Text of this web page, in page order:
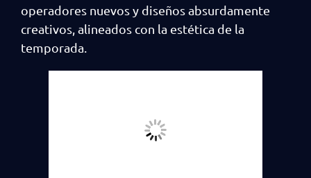
operadores nuevos y diseños absurdamente
creativos, alineados con la estética de la
temporada.